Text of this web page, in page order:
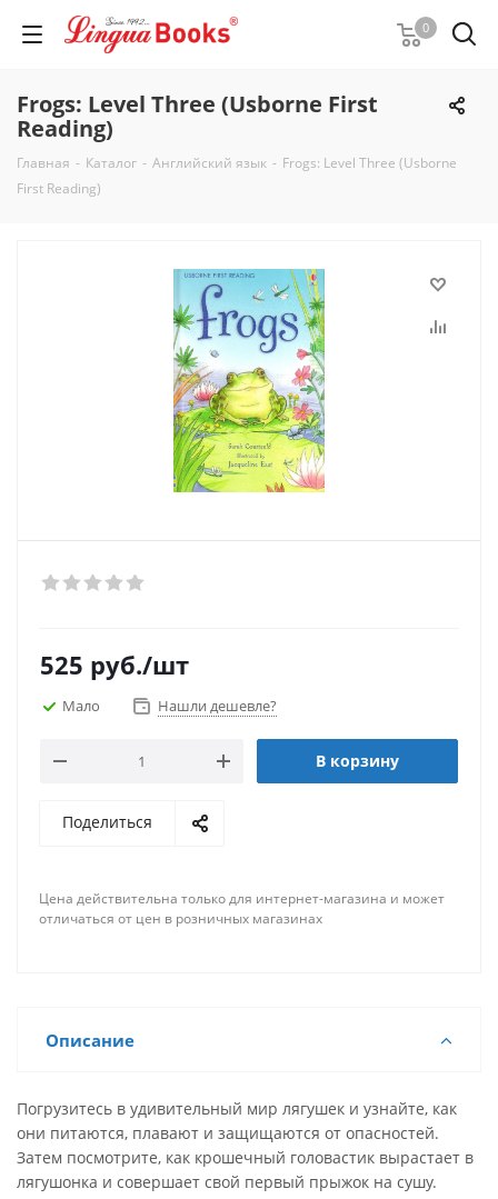
0
Frogs: Level Three (Usborne First
Reading)
Главная - Каталог - Английский язык - Frogs: Level Three (Usborne
First Reading)
525 руб./шт
Мало Нашли дешевле?
В корзину
Поделиться
Цена действительна только для интернет-магазина и может
отличаться от цен в розничных магазинах
Описание
Погрузитесь в удивительный мир лягушек и узнайте, как
они питаются, плавают и защищаются от опасностей.
Затем посмотрите, как крошечный головастик вырастает в
лягушонка и совершает свой первый прыжок на сушу.